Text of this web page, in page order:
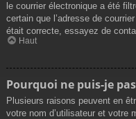
le courrier électronique a été
certain que l’adresse de
était correcte, essayez de
Haut
Pourquoi ne puis-je
Plusieurs raisons peuvent en
votre nom d’utilisateur et votre